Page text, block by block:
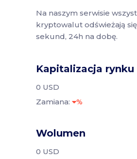
Na naszym serwisie
kryptowalut odświeżają
sekund, 24h na dobę.
Kapitalizacja rynku
0 USD
Zamiana:
%
Wolumen
0 USD